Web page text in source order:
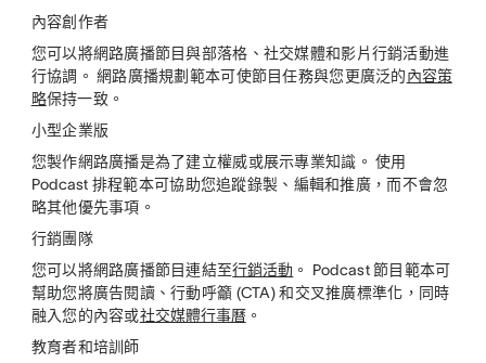
內容創作者
您可以將網路廣播節目與部落格、社交媒體和影片行銷活動進
行協調。 網路廣播規劃範本可使節目任務與您更廣泛的內容策
略保持一致。
小型企業版
您製作網路廣播是為了建立權威或展示專業知識。 使用
Podcast 排程範本可協助您追蹤錄製、編輯和推廣，而不會忽
略其他優先事項。
行銷團隊
您可以將網路廣播節目連結至行銷活動 。 Podcast 節目範本可
幫助您將廣告閱讀、行動呼籲 (CTA) 和交叉推廣標準化，同時
融入您的內容或社交媒體行事曆。
教育者和培訓師